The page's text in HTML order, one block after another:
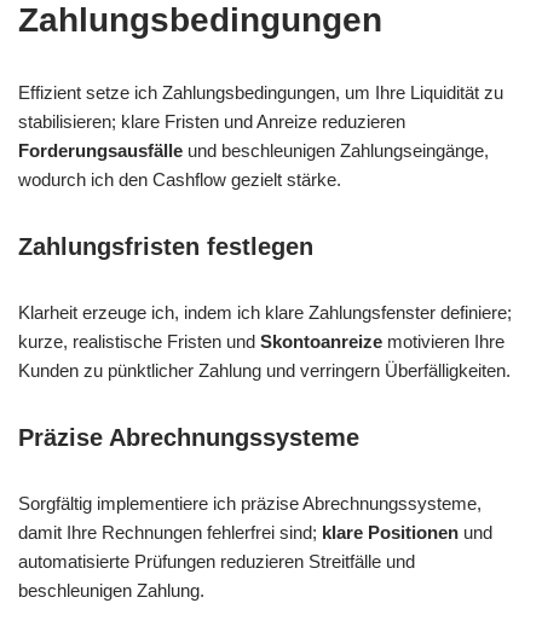
Zahlungsbedingungen
Effizient setze ich Zahlungsbedingungen, um Ihre Liquidität zu
stabilisieren; klare Fristen und Anreize reduzieren
Forderungsausfälle und beschleunigen Zahlungseingänge,
wodurch ich den Cashflow gezielt stärke.
Zahlungsfristen festlegen
Klarheit erzeuge ich, indem ich klare Zahlungsfenster definiere;
kurze, realistische Fristen und Skontoanreize motivieren Ihre
Kunden zu pünktlicher Zahlung und verringern Überfälligkeiten.
Präzise Abrechnungssysteme
Sorgfältig implementiere ich präzise Abrechnungssysteme,
damit Ihre Rechnungen fehlerfrei sind; klare Positionen und
automatisierte Prüfungen reduzieren Streitfälle und
beschleunigen Zahlung.